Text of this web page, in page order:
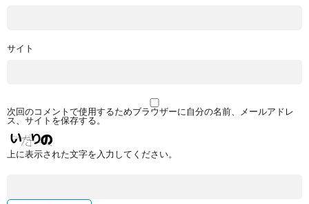
サイト
次回のコメントで使用するためブラウザーに自分の名前、メールアドレ
ス、サイトを保存する。
上に表示された文字を入力してください。